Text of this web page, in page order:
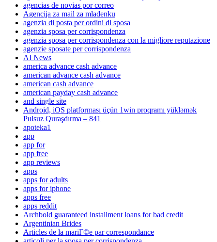
agencias de novias por correo
Agencija za mail za mladenku
agenzia di posta per ordini di sposa
agenzia sposa per corrispondenza
agenzia sposa per corrispondenza con la migliore reputazione
agenzie sposate per corrispondenza
AI News
america advance cash advance
american advance cash advance
american cash advance
american payday cash advance
and single site
Android, iOS platforması üçün 1win proqramı yükləmək
Pulsuz Quraşdırma – 841
apoteka1
app
app for
app free
app reviews
apps
apps for adults
apps for iphone
apps free
apps reddit
Archbold guaranteed installment loans for bad credit
Argentinian Brides
Articles de la mariГ©e par correspondance